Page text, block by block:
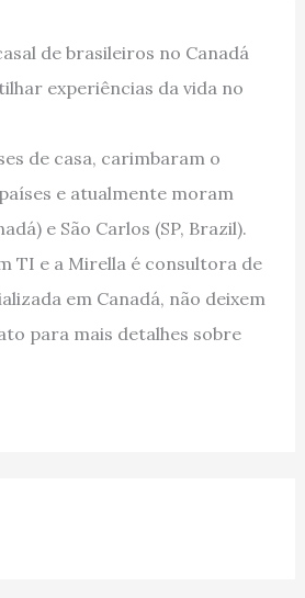
de brasileiros no Canadá
experiências da vida no
de casa, carimbaram o
e atualmente moram
e São Carlos (SP, Brazil).
TI e a Mirella é consultora de
em Canadá, não deixem
para mais detalhes sobre